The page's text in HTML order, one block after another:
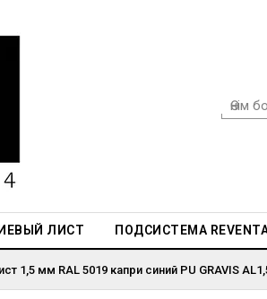
ЛИСТ ПОДСИСТЕМА
1,5 мм RAL 5019 капри синий PU GRAVIS